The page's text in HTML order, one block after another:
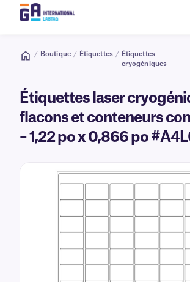
/ Boutique / Étiquettes / Étiquettes
cryogéniques
Étiquettes laser
flacons et conteneurs
– 1,22 po x 0,866 po